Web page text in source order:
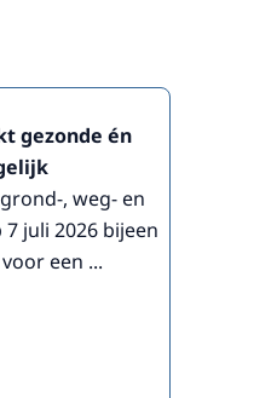
gezonde én
, weg- en
juli 2026 bijeen
een ...